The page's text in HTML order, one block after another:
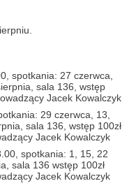
spotkania: 27 czerwca,
sala 136, wstęp
Jacek Kowalczyk
29 czerwca, 13,
sala 136, wstęp 100zł
Jacek Kowalczyk
spotkania: 1, 15, 22
sala 136 wstęp 100zł
Jacek Kowalczyk